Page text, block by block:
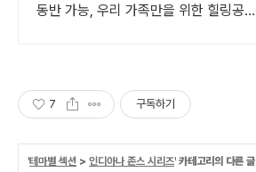
동반 가능, 우리 가족만을 위한 힐링공
7 구독하기
'테마별 섹션 > 인디아나 존스 시리즈' 카테고리의 다른 글